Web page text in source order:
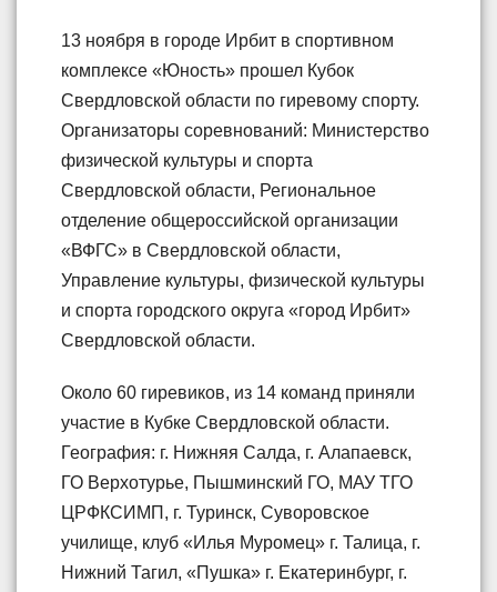
13 ноября в городе Ирбит в спортивном
комплексе «Юность» прошел Кубок
Свердловской области по гиревому спорту.
Организаторы соревнований: Министерство
физической культуры и спорта
Свердловской области, Региональное
отделение общероссийской организации
«ВФГС» в Свердловской области,
Управление культуры, физической культуры
и спорта городского округа «город Ирбит»
Свердловской области.
Около 60 гиревиков, из 14 команд приняли
участие в Кубке Свердловской области.
География: г. Нижняя Салда, г. Алапаевск,
ГО Верхотурье, Пышминский ГО, МАУ ТГО
ЦРФКСИМП, г. Туринск, Суворовское
училище, клуб «Илья Муромец» г. Талица, г.
Нижний Тагил, «Пушка» г. Екатеринбург, г.